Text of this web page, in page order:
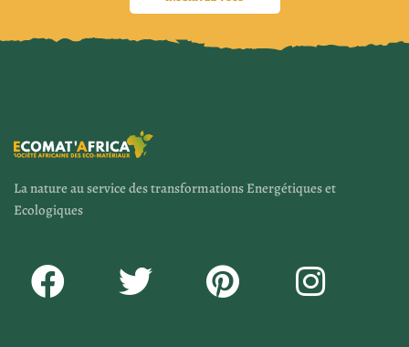
La nature au service des transformations Energétiques et
Ecologiques